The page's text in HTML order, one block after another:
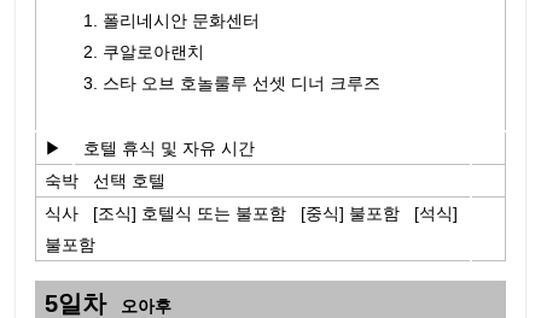
1. 폴리네시안 문화센터
2. 쿠알로아랜치
3. 스타 오브 호놀룰루 선셋 디너 크루즈
▶
호텔 휴식 및 자유 시간
숙박 선택 호텔
식사 [조식] 호텔식 또는 불포함 [중식] 불포함 [석식]
불포함
5일차오아후